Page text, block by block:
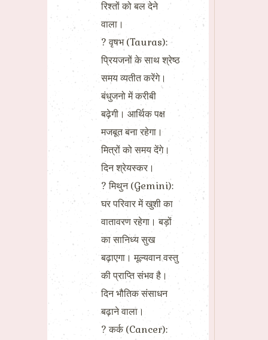
रिश्तों को बल देने
वाला।
? वृषभ (Tauras):
प्रियजनों के साथ श्रेष्ठ
समय व्यतीत करेंगे।
बंधुजनो में करीबी
बढ़ेगी। आर्थिक पक्ष
मजबूत बना रहेगा।
मित्रों को समय देंगे।
दिन श्रेयस्कर।
? मिथुन (Gemini):
घर परिवार में खुशी का
वातावरण रहेगा। बड़ों
का सानिध्य सुख
बढ़ाएगा। मूल्यवान वस्तु
की प्राप्ति संभव है।
दिन भौतिक संसाधन
बढ़ाने वाला।
? कर्क (Cancer):